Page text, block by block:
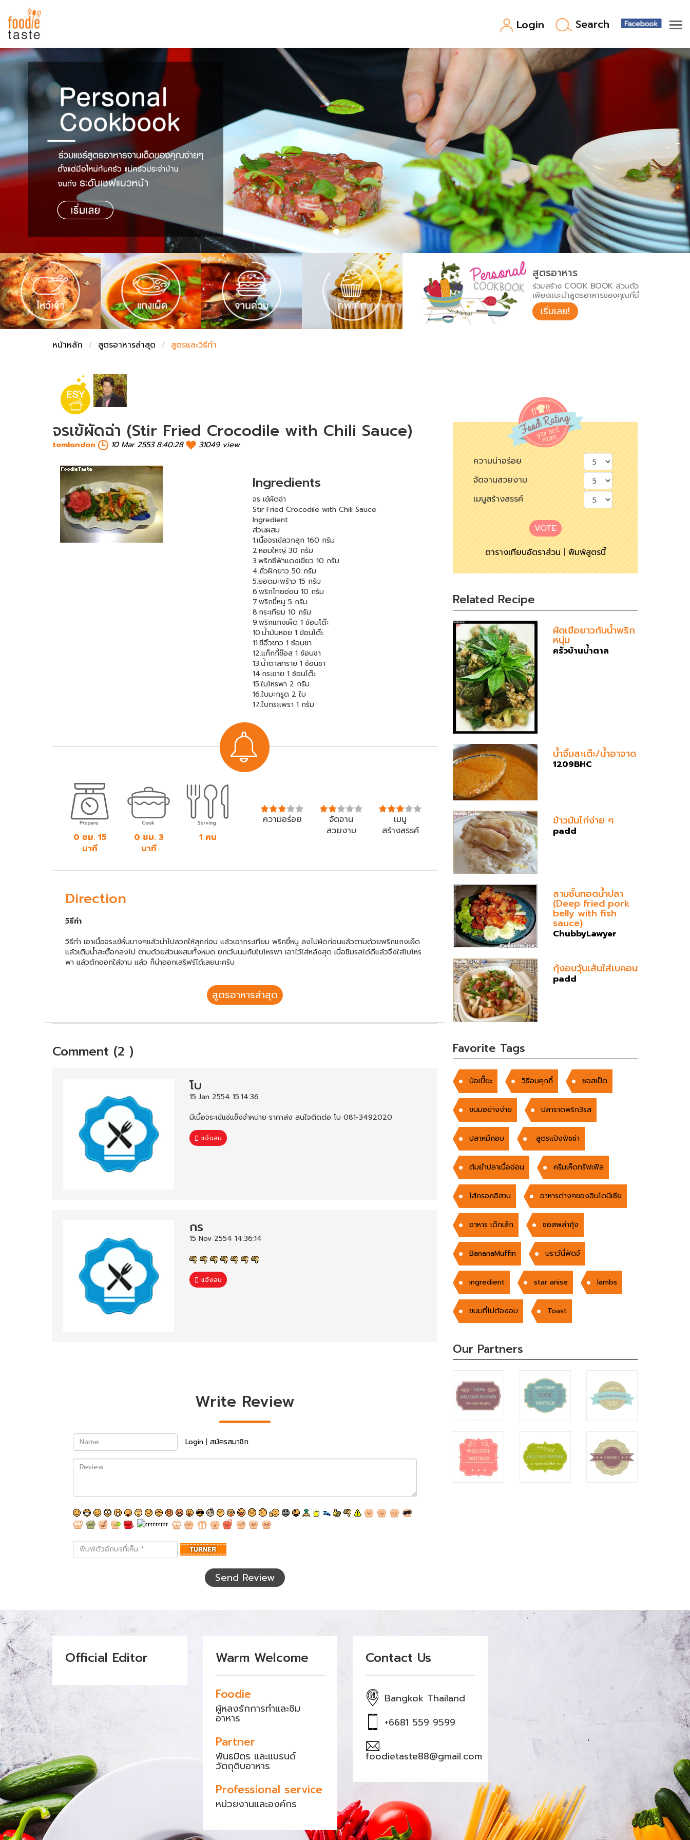
Login Search
สูตรอาหาร
สูตรอาหารล่าสุด
Top Foodie
พาไปชิม
สารพันก้นครัว
เคล็ดลับน่ารู้
เปรียบเทียบหน่วยการตวง
เปรียบเทียบอุณหภูมิ
เปรียบเทียบน้ำหนักวัตถุดิบ
ชั่งตวงเนย
FoodPedia
สร้าง Cookbook
สูตรอาหาร
ร่วมสร้าง COOK BOOK ส่วนตัว
เพียงแนะนำสูตรอาหารของคุณที่นี่
เริ่มเลย!
หน้าหลัก สูตรอาหารล่าสุด สูตรและวิธีทำ
จรเข้ผัดฉ่า (Stir Fried Crocodile with Chili Sauce)
tomlondon 10 Mar 2553 8:40:28 31049 view
Ingredients
จร เข้ผัดฉ่า
Stir Fried Crocodile with Chili Sauce
Ingredient
ส่วนผสม
1.เนื้อจรเข้ลวกสุก 160 กรัม
2.หอมใหญ่ 30 กรัม
3.พริกชีฟ้าแดงเขียว 10 กรัม
4.ถั่วฝักยาว 50 กรัม
5.ยอดมะพร้าว 15 กรัม
6.พริกไทยอ่อน 10 กรัม
7.พริกขี้หนู 5 กรัม
8.กระเทียม 10 กรัม
9.พริกแกงเผ็ด 1 ช้อนโต๊ะ
10.น้ำมันหอย 1 ข้อนโต๊ะ
11.ฃีอิ้วขาว 1 ช้อนชา
12.แก็กกี้ฃ๊อส 1 ช้อนชา
13.น้ำตาลทราย 1 ช้อนชา
14.กระชาย 1 ช้อนโต๊ะ
15.ใบโหรพา 2 กรัม
16.ใบมะกรูด 2 ใบ
17.ใบกระเพรา 1 กรัม
0 ชม. 15
นาที
0 ชม. 3
นาที
1 คน
ความอร่อย
จัดจาน
สวยงาม
เมนู
สร้างสรรค์
Direction
วิธีทำ
วิธีทำ เอาเนื้อจระเข้หั่นบางๆแล้วนำไปลวกให้สุกก่อน แล้วเอากระเทียม พริกขี้หนู ลงไปผัดก่อนแล้วตามด้วยพริกแกงเผ็ด
แล้วเติมน้ำสะต๊อกลงไป ตามด้วยส่วนผสมทั้งหมด ยกเว้นนมกับใบโหรพา เอาไว้ใส่หลังสุด เมื่อชิมรสได้ดีแล้วจึงใส่โบโหร
พา แล้วตักออกใส่จาน แล้ว ก็นำออกเสริฟร์ได้เลยนะครับ
สูตรอาหารล่าสุด
Comment (2 )
โบ
15 Jan 2554 15:14:36
มีเนื้อจระเข้แช่แข็งจำหน่าย ราคาส่ง สนใจติดต่อ โบ 081-3492020
แจ้งลบ
กร
15 Nov 2554 14:36:14
แจ้งลบ
Write Review
Name Login | สมัครสมาชิก
Review
พิมพ์
ตัว
Send Review
ความน่าอร่อย
จัดจานสวยงาม
เมนูสร้างสรรค์
VOTE
ตารางเทียบอัตราส่วน|พิมพ์สูตรนี้
Related Recipe
ผัดเขือยาวกับน้ำพริก
หนุ่ม
ครัวบ้านน้ำตาล
น้ำจิ้มสะเต๊ะ/น้ำอาจาด
1209BHC
ข้าวมันไก่ง่าย ๆ
padd
สามชั้นทอดน้ำปลา
(Deep fried pork
belly with fish
sauce)
ChubbyLawyer
กุ้งอบวุ้นเส้นใส่เบคอน
padd
Favorite Tags
ป่อเปี๊ยะ วิธีอบคุกกี้ ซอสเป็ด
ขนมอย่างง่าย ปลาราดพริก3รส
ปลาหมึกอบ สูตรแป้งพิซซ่า
ต้มยำปลาเนื้ออ่อน ครีมเห็ดทรัฟเฟิล
ไส้กรอกอิสาน อาหารต่างๆของอินโดนีเซีย
อาหาร เด็กเล็ก ซอสพล่ากุ้ง
BananaMuffin บราว์นี่ฟัดจ์
ingredient star anise lambs
ขนมที่ไม่ต้องอบ Toast
Our Partners
Official Editor Warm Welcome
Foodie
ผู้หลงรักการทำและชิม
อาหาร
Partner
พันธมิตร และแบรนด์
วัตถุดิบอาหาร
Professional service
หน่วยงานและองค์กร
Contact Us
Bangkok Thailand
+6681 559 9599
foodietaste88@gmail.com